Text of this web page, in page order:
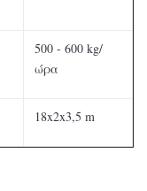
500 - 600 kg/
ώρα
18x2x3,5 m